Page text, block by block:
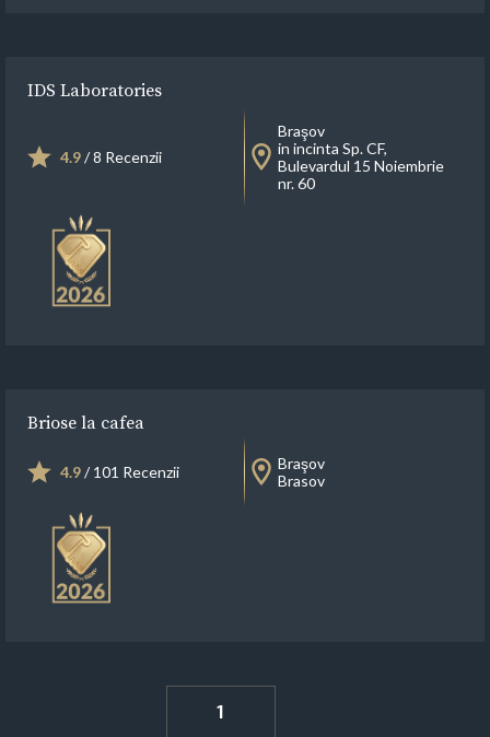
IDS Laboratories
4.9/ 8 Recenzii
Braşov
in incinta Sp. CF,
Bulevardul 15 Noiembrie
nr. 60
Briose la cafea
4.9/ 101 Recenzii
Braşov
Brasov
1